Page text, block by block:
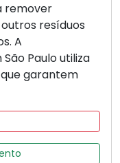
remover
resíduos
A
Paulo utiliza
garantem